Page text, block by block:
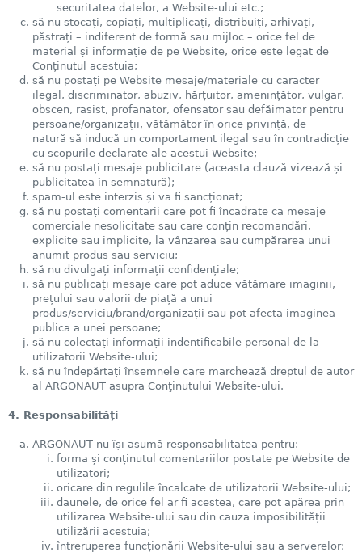
securitatea datelor, a Website-ului etc.;
să nu stocați, copiați, multiplicați, distribuiți, arhivați,
păstrați – indiferent de formă sau mijloc – orice fel de
material și informație de pe Website, orice este legat de
Conținutul acestuia;
să nu postați pe Website mesaje/materiale cu caracter
ilegal, discriminator, abuziv, hărțuitor, amenințător, vulgar,
obscen, rasist, profanator, ofensator sau defăimator pentru
persoane/organizații, vătămător în orice privință, de
natură să inducă un comportament ilegal sau în contradicție
cu scopurile declarate ale acestui Website;
să nu postați mesaje publicitare (aceasta clauză vizează și
publicitatea în semnatură);
spam-ul este interzis și va fi sancționat;
să nu postați comentarii care pot fi încadrate ca mesaje
comerciale nesolicitate sau care conțin recomandări,
explicite sau implicite, la vânzarea sau cumpărarea unui
anumit produs sau serviciu;
să nu divulgați informații confidențiale;
să nu publicați mesaje care pot aduce vătămare imaginii,
prețului sau valorii de piață a unui
produs/serviciu/brand/organizații sau pot afecta imaginea
publica a unei persoane;
să nu colectați informații indentificabile personal de la
utilizatorii Website-ului;
să nu îndepărtați însemnele care marchează dreptul de autor
al ARGONAUT asupra Conţinutului Website-ului.
4. Responsabilități
ARGONAUT nu își asumă responsabilitatea pentru:
forma și conținutul comentariilor postate pe Website de
utilizatori;
oricare din regulile încalcate de utilizatorii Website-ului;
daunele, de orice fel ar fi acestea, care pot apărea prin
utilizarea Website-ului sau din cauza imposibilității
utilizării acestuia;
întreruperea funcționării Website-ului sau a serverelor;